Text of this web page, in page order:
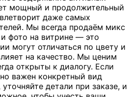
мощный и продолжительный
даже самых
Мы всегда продаём микс
фото на витрине — это
могут отличаться по цвету и
на качество. Мы ценим
открыты к диалогу. Если
важен конкретный вид
детали при заказе, и